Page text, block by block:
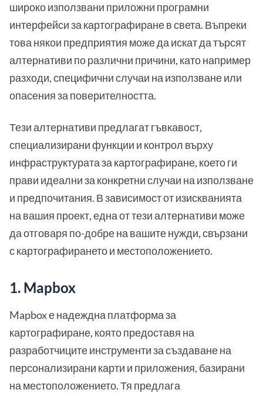
широко използвани приложни програмни
интерфейси за картографиране в света. Въпреки
това някои предприятия може да искат да търсят
алтернативи по различни причини, като например
разходи, специфични случаи на използване или
опасения за поверителността.
Тези алтернативи предлагат гъвкавост,
специализирани функции и контрол върху
инфраструктурата за картографиране, което ги
прави идеални за конкретни случаи на използване
и предпочитания. В зависимост от изискванията
на вашия проект, една от тези алтернативи може
да отговаря по-добре на вашите нужди, свързани
с картографирането и местоположението.
1. Mapbox
Mapbox е надеждна платформа за
картографиране, която предоставя на
разработчиците инструменти за създаване на
персонализирани карти и приложения, базирани
на местоположението. Тя предлага